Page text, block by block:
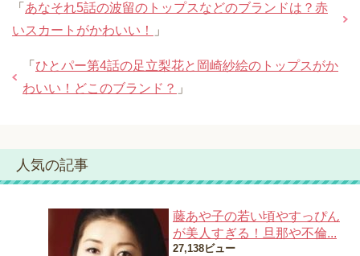
「 あなそれ5話の波留のトップスなどのブランドは？赤
いスカートがかわいい！
」
「 ひとパー第4話の足立梨花と岡崎紗絵のトップスがか
わいい！どこのブランド？ 」
人気の記事
藤あや子の若い頃やすっぴん
が美人すぎる！旦那や不倫...
27,138ビュー